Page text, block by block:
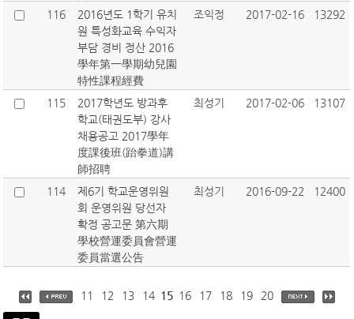
116
2016년도 1학기 유치
원 특성화교육 수익자
부담 경비 정산 2016
學年第一學期幼兒園
特性課程經費
조익정 2017-02-16 13292
115
2017학년도 방과후
학교(태권도부) 강사
채용공고 2017學年
度課後班(跆拳道)講
師招聘
최성기 2017-02-06 13107
114
제6기 학교운영위원
회 운영위원 당선자
확정 공고문 第六期
學校營運委員會營運
委員當選公告
최성기 2016-09-22 12400
11 12 13 14 15 16 17 18 19 20